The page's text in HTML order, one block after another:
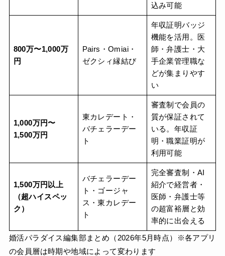
込み可能
800万〜1,000万
円
Pairs・Omiai・
ゼクシィ縁結び
年収証明バッジ
機能を活用。医
師・弁護士・大
手企業管理職な
どが集まりやす
い
1,000万円〜
1,500万円
東カレデート・
バチェラーデー
ト
審査制で会員の
質が保証されて
いる。年収証
明・職業証明が
利用可能
1,500万円以上
（超ハイスペッ
ク）
バチェラーデー
ト・ゴージャ
ス・東カレデー
ト
完全審査制・AI
紹介で経営者・
医師・弁護士等
の超富裕層と効
率的に出会える
婚活パラダイス編集部まとめ（2026年5月時点）※各アプリ
の会員層は時期や地域によって変わります